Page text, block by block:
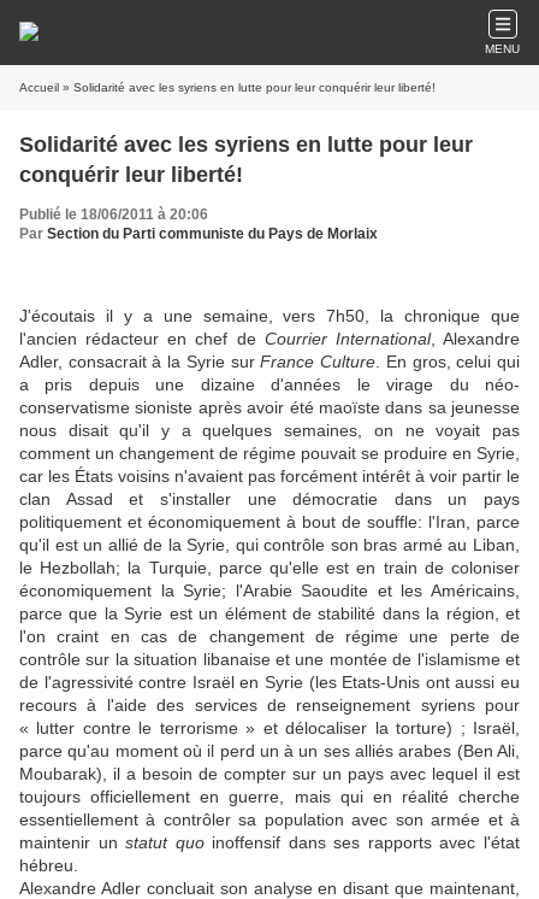
MENU
Accueil » Solidarité avec les syriens en lutte pour leur conquérir leur liberté!
Solidarité avec les syriens en lutte pour leur
conquérir leur liberté!
Publié le 18/06/2011 à 20:06
Par Section du Parti communiste du Pays de Morlaix
J'écoutais il y a une semaine, vers 7h50, la chronique que
l'ancien rédacteur en chef de Courrier International,Alexandre
Adler, consacrait à la Syrie sur France Culture . En gros, celui qui
a pris depuis une dizaine d'années le virage du néo-
conservatisme sioniste après avoir été maoïste dans sa jeunesse
nous disait qu'il y a quelques semaines, on ne voyait pas
comment un changement de régime pouvait se produire en Syrie,
car les États voisins n'avaient pas forcément intérêt à voir partir le
clan Assad et s'installer une démocratie dans un pays
politiquement et économiquement à bout de souffle: l'Iran, parce
qu'il est un allié de la Syrie, qui contrôle son bras armé au Liban,
le Hezbollah; la Turquie, parce qu'elle est en train de coloniser
économiquement la Syrie; l'Arabie Saoudite et les Américains,
parce que la Syrie est un élément de stabilité dans la région, et
l'on craint en cas de changement de régime une perte de
contrôle sur la situation libanaise et une montée de l'islamisme et
de l'agressivité contre Israël en Syrie (les Etats-Unis ont aussi eu
recours à l'aide des services de renseignement syriens pour
« lutter contre le terrorisme » et délocaliser la torture) ; Israël,
parce qu'au moment où il perd un à un ses alliés arabes (Ben Ali,
Moubarak), il a besoin de compter sur un pays avec lequel il est
toujours officiellement en guerre, mais qui en réalité cherche
essentiellement à contrôler sa population avec son armée et à
maintenir un statut quo inoffensif dans ses rapports avec l'état
hébreu.
Alexandre Adler concluait son analyse en disant que maintenant,